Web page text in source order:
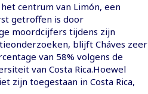
centrum van Limón, een
getroffen is door
moordcijfers tijdens zijn
blijft Cháves zeer
van 58% volgens de
van Costa Rica.Hoewel
zijn toegestaan ​​in Costa Rica,